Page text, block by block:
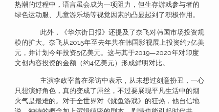
热潮的过程中，语言虽会成为一项阻力，但生存游戏参与者的
绿色运动服、儿童游乐场等视觉因素的凸显起到了积极作用。
此外，《华尔街日报》还提及了奈飞对韩国市场投资规
模的扩大。奈飞从2015年至去年共在韩国影视展上投资约7亿美
元，并计划今年投资5亿美元。这与其于2019—2020年对印度
文创内容投资的金额（约4亿美元）形成鲜明对比。
主演李政宰曾在采访中表示，从未想过刻意扮丑，一心
只想演好角色，真的变成了屌丝，不过要展现平凡生活中的烟
火气是最难的。对于全世界对《鱿鱼游戏》的狂热，他自信地